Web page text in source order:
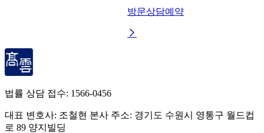
방문상담예약

법률 상담 접수: 1566-0456
대표 변호사: 조철현 본사 주소: 경기도 수원시 영통구 월드컵
로 89 양지빌딩